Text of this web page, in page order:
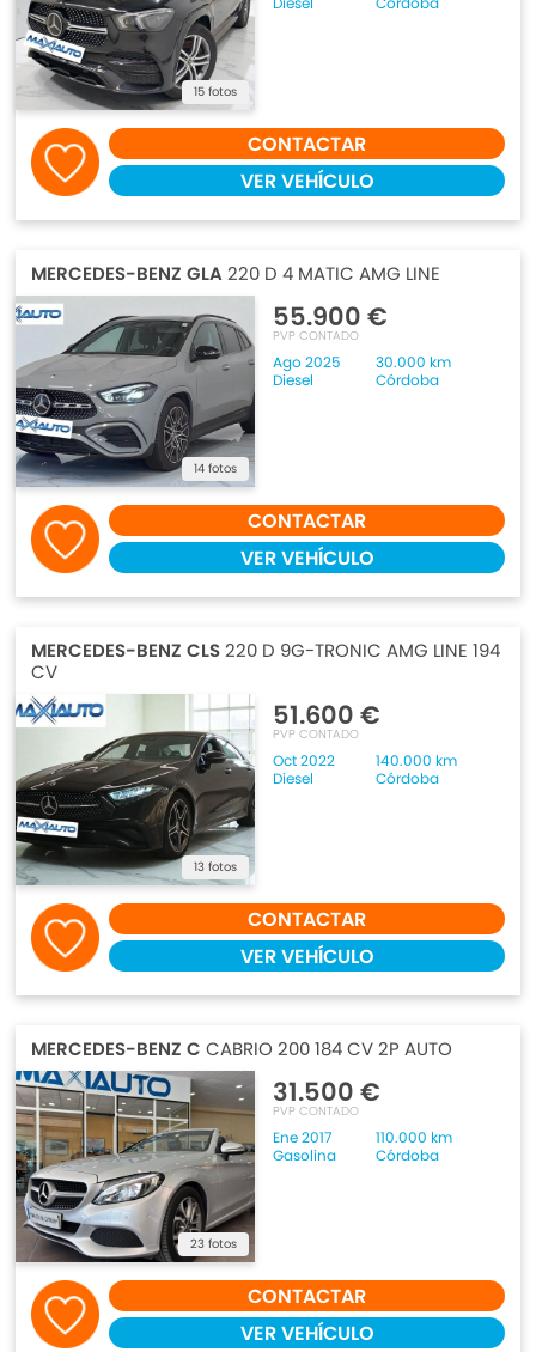
15 fotos
CONTACTAR
VER VEHÍCULO
MERCEDES-BENZ GLA220 D 4 MATIC AMG LINE
14 fotos
55.900 €
PVP CONTADO
Ago 2025
30.000 km
Diesel
Córdoba
CONTACTAR
VER VEHÍCULO
MERCEDES-BENZ CLS220 D 9G-TRONIC AMG LINE 194
CV
13 fotos
51.600 €
PVP CONTADO
Oct 2022
140.000 km
Diesel
Córdoba
CONTACTAR
VER VEHÍCULO
MERCEDES-BENZ C CABRIO 200 184 CV 2P AUTO
23 fotos
31.500 €
PVP CONTADO
Ene 2017
110.000 km
Gasolina
Córdoba
CONTACTAR
VER VEHÍCULO